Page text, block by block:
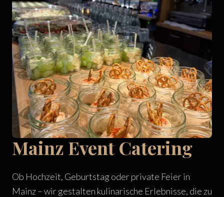
Mainz Event Catering
Ob Hochzeit, Geburtstag oder private Feier in
Mainz – wir gestalten kulinarische Erlebnisse, die zu